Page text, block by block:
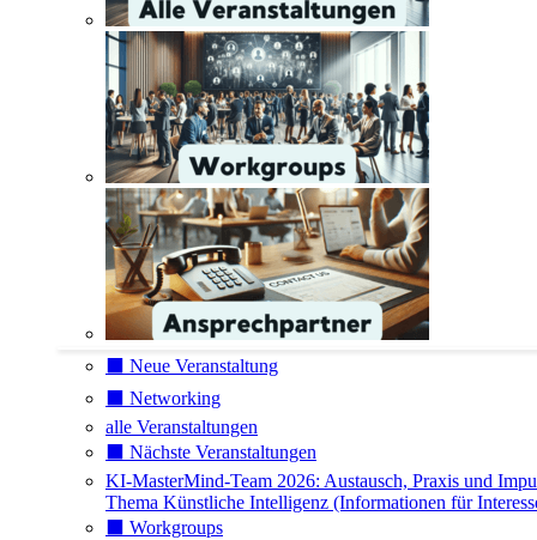
⬛️ Neue Veranstaltung
⬛️ Networking
alle Veranstaltungen
⬛️ Nächste Veranstaltungen
KI-MasterMind-Team 2026: Austausch, Praxis und
Thema Künstliche Intelligenz (Informationen für
⬛️ Workgroups